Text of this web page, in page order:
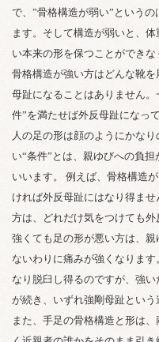
で、”骨格構造が弱い”という
ます。そして構造が弱いと、
い本来の形を保つことができな
骨格構造が強い方はどんな靴
母趾になることはありません
件”を満たせば外反母趾になっ
人の足の形は顔のようにかな
い“条件”とは、親ゆびへの負
いいます。 例えば、骨格構造
ければ外反母趾にはなり得ま
方は、どれだけ気をつけても
強くても足の形が悪い方は、
ないわりに痛みが強くなりま
なり脱臼し得るのですが、強
が続き、いずれ強剛母趾という
また、手足の骨格構造と形は